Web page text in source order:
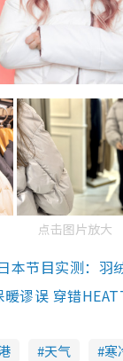
点击图片放大
本节目实测：羽
谬误 穿错
天气
寒